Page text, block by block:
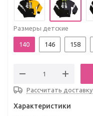
Размеры детские
140 146 158
Рассчитать доставку
Характеристики